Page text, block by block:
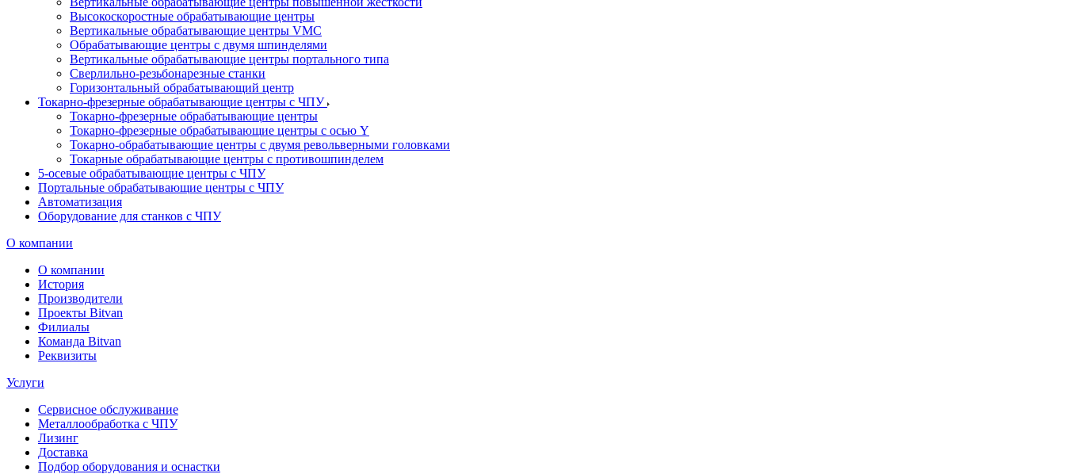
Высокоскоростные обрабатывающие центры
Вертикальные обрабатывающие центры VMC
Обрабатывающие центры с двумя шпинделями
Вертикальные обрабатывающие центры портального типа
Сверлильно-резьбонарезные станки
Горизонтальный обрабатывающий центр
Токарно-фрезерные обрабатывающие центры с ЧПУ
Токарно-фрезерные обрабатывающие центры
Токарно-фрезерные обрабатывающие центры с осью Y
Токарно-обрабатывающие центры c двумя револьверными головками
Токарные обрабатывающие центры с противошпинделем
5-осевые обрабатывающие центры с ЧПУ
Портальные обрабатывающие центры с ЧПУ
Автоматизация
Оборудование для станков с ЧПУ
О компании
О компании
История
Производители
Проекты Bitvan
Филиалы
Команда Bitvan
Реквизиты
Услуги
Сервисное обслуживание
Металлообработка с ЧПУ
Лизинг
Доставка
Подбор оборудования и оснастки